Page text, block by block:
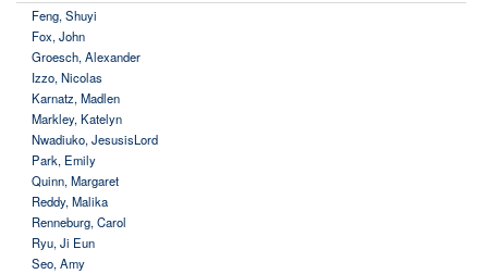
Feng, Shuyi
Fox, John
Groesch, Alexander
Izzo, Nicolas
Karnatz, Madlen
Markley, Katelyn
Nwadiuko, JesusisLord
Park, Emily
Quinn, Margaret
Reddy, Malika
Renneburg, Carol
Ryu, Ji Eun
Seo, Amy